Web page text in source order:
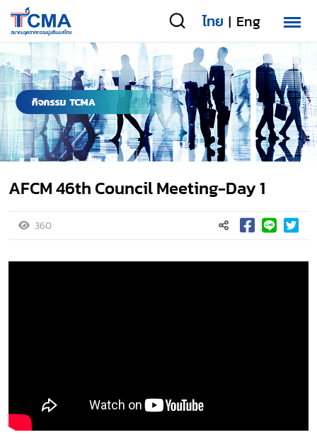
ไทย | Eng
AFCM 46th Council Meeting-Day 1
360